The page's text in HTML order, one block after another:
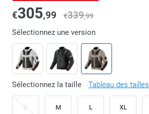
€305,99 €339,99
Sélectionnez une version
Sélectionnez la taille Tableau des tailles
S M L XL